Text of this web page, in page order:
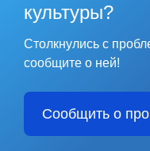
культуры?
Столкнулись с
сообщите о ней!
Сообщить о